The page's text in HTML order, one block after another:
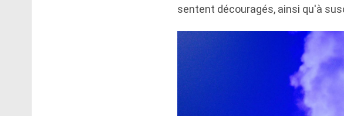
sentent découragés, ainsi qu'à